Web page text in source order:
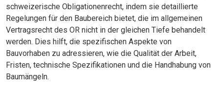
schweizerische Obligationenrecht, indem sie detaillierte
Regelungen für den Baubereich bietet, die im allgemeinen
Vertragsrecht des OR nicht in der gleichen Tiefe behandelt
werden. Dies hilft, die spezifischen Aspekte von
Bauvorhaben zu adressieren, wie die Qualität der Arbeit,
Fristen, technische Spezifikationen und die Handhabung von
Baumängeln.